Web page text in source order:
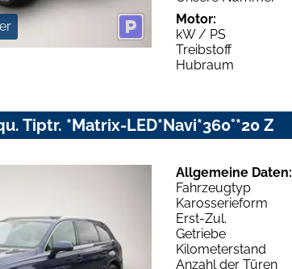
Motor:
kW / PS
Treibstoff
Hubraum
Tiptr. *Matrix-LED*Navi*360°*20 Z
Allgemeine Daten:
Fahrzeugtyp
Karosserieform
Erst-Zul.
Getriebe
Kilometerstand
Anzahl der Türen